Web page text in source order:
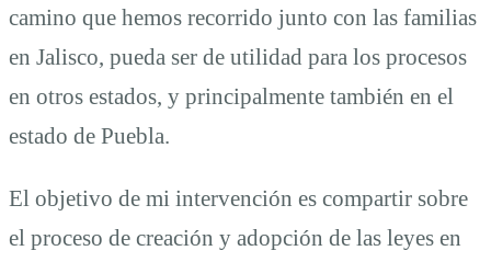
camino que hemos recorrido junto con las familias
en Jalisco, pueda ser de utilidad para los procesos
en otros estados, y principalmente también en el
estado de Puebla.
El objetivo de mi intervención es compartir sobre
el proceso de creación y adopción de las leyes en